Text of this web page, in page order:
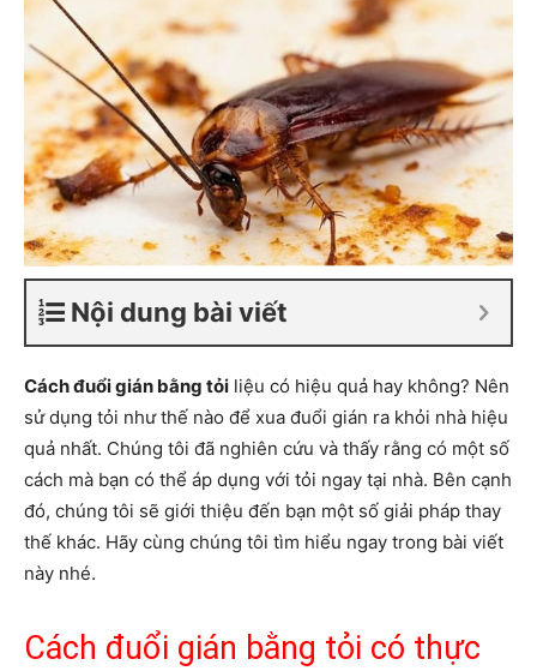
Nội dung bài viết
Cách đuổi gián bằng tỏi liệu có hiệu quả hay không? Nên
sử dụng tỏi như thế nào để xua đuổi gián ra khỏi nhà hiệu
quả nhất. Chúng tôi đã nghiên cứu và thấy rằng có một số
cách mà bạn có thể áp dụng với tỏi ngay tại nhà. Bên cạnh
đó, chúng tôi sẽ giới thiệu đến bạn một số giải pháp thay
thế khác. Hãy cùng chúng tôi tìm hiểu ngay trong bài viết
này nhé.
Cách đuổi gián bằng tỏi có thực